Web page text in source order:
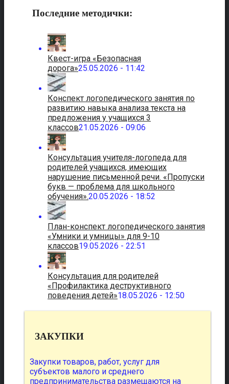
Последние методички:
Квест-игра «Безопасная
дорога»25.05.2026 - 11:42
Конспект логопедического занятия по
развитию навыка анализа текста на
предложения у учащихся 3
классов21.05.2026 - 09:06
Консультация учителя-логопеда для
родителей учащихся, имеющих
нарушение письменной речи. «Пропуски
букв — проблема для школьного
обучения».20.05.2026 - 18:52
План-конспект логопедического занятия
«Умники и умницы» для 9-10
классов19.05.2026 - 22:51
Консультация для родителей
«Профилактика деструктивного
поведения детей»18.05.2026 - 12:50
ЗАКУПКИ
Закупки товаров, работ, услуг для
субъектов малого и среднего
предпринимательства размещаются на